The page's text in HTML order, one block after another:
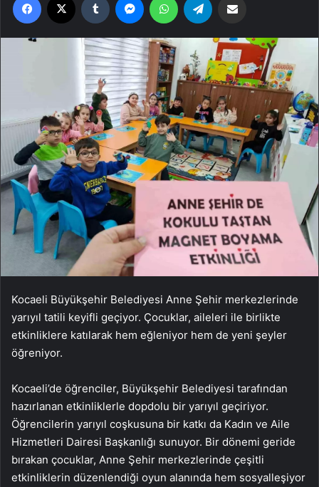
Kocaeli Büyükşehir Belediyesi Anne Şehir merkezlerinde
yarıyıl tatili keyifli geçiyor. Çocuklar, aileleri ile birlikte
etkinliklere katılarak hem eğleniyor hem de yeni şeyler
öğreniyor.
Kocaeli’de öğrenciler, Büyükşehir Belediyesi tarafından
hazırlanan etkinliklerle dopdolu bir yarıyıl geçiriyor.
Öğrencilerin yarıyıl coşkusuna bir katkı da Kadın ve Aile
Hizmetleri Dairesi Başkanlığı sunuyor. Bir dönemi geride
bırakan çocuklar, Anne Şehir merkezlerinde çeşitli
etkinliklerin düzenlendiği oyun alanında hem sosyalleşiyor